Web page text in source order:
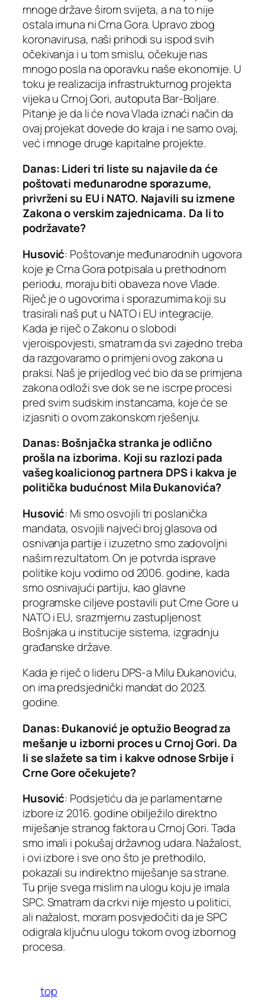
mnoge države širom svijeta, a na to nije
ostala imuna ni Crna Gora. Upravo zbog
koronavirusa, naši prihodi su ispod svih
očekivanja i u tom smislu, očekuje nas
mnogo posla na oporavku naše ekonomije. U
toku je realizacija infrastrukturnog projekta
vijeka u Crnoj Gori, autoputa Bar-Boljare.
Pitanje je da li će nova Vlada iznaći način da
ovaj projekat dovede do kraja i ne samo ovaj,
već i mnoge druge kapitalne projekte.
Danas: Lideri tri liste su najavile da će
poštovati međunarodne sporazume,
privrženi su EU i NATO. Najavili su izmene
Zakona o verskim zajednicama. Da li to
podržavate?
Husović: Poštovanje međunarodnih ugovora
koje je Crna Gora potpisala u prethodnom
periodu, moraju biti obaveza nove Vlade.
Riječ je o ugovorima i sporazumima koji su
trasirali naš put u NATO i EU integracije.
Kada je riječ o Zakonu o slobodi
vjeroispovjesti, smatram da svi zajedno treba
da razgovaramo o primjeni ovog zakona u
praksi. Naš je prijedlog već bio da se primjena
zakona odloži sve dok se ne iscrpe procesi
pred svim sudskim instancama, koje će se
izjasniti o ovom zakonskom rješenju.
Danas: Bošnjačka stranka je odlično
prošla na izborima. Koji su razlozi pada
vašeg koalicionog partnera DPS i kakva je
politička budućnost Mila Đukanovića?
Husović: Mi smo osvojili tri poslanička
mandata, osvojili najveći broj glasova od
osnivanja partije i izuzetno smo zadovoljni
našim rezultatom. On je potvrda isprave
politike koju vodimo od 2006. godine, kada
smo osnivajući partiju, kao glavne
programske ciljeve postavili put Crne Gore u
NATO i EU, srazmjernu zastupljenost
Bošnjaka u institucije sistema, izgradnju
građanske države.
Kada je riječ o lideru DPS-a Milu Đukanoviću,
on ima predsjednički mandat do 2023.
godine.
Danas: Đukanović je optužio Beograd za
mešanje u izborni proces u Crnoj Gori. Da
li se slažete sa tim i kakve odnose Srbije i
Crne Gore očekujete?
Husović: Podsjetiću da je parlamentarne
izbore iz 2016. godine obilježilo direktno
miješanje stranog faktora u Crnoj Gori. Tada
smo imali i pokušaj državnog udara. Nažalost,
i ovi izbore i sve ono što je prethodilo,
pokazali su indirektno miješanje sa strane.
Tu prije svega mislim na ulogu koju je imala
SPC. Smatram da crkvi nije mjesto u politici,
ali nažalost, moram posvjedočiti da je SPC
odigrala ključnu ulogu tokom ovog izbornog
procesa.
top